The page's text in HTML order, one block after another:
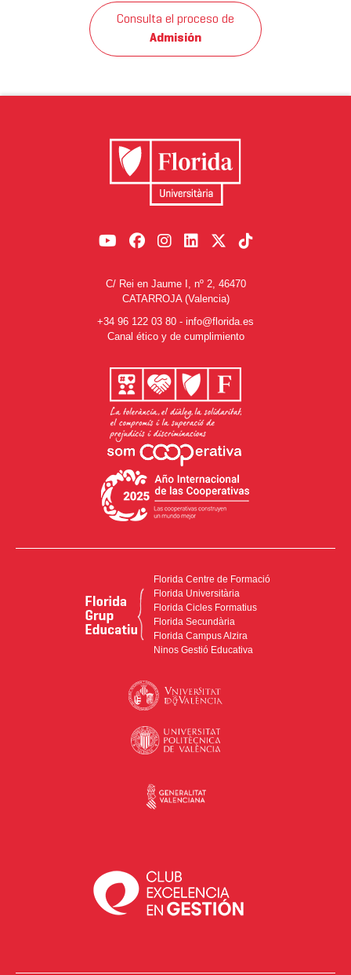
Consulta el proceso de
Admisión
C/ Rei en Jaume I, nº 2, 46470
CATARROJA (Valencia)
+34 96 122 03 80 - info@florida.es
Canal ético y de cumplimiento
Florida Centre de Formació
Florida Universitària
Florida Cicles Formatius
Florida Secundària
Florida Campus Alzira
Ninos Gestió Educativa